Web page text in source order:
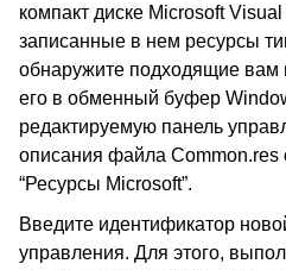
компакт диске Microsoft
записанные в нем ресурсы
обнаружите подходящие вам
его в обменный буфер
редактируемую панель
описания файла Common.res
“Ресурсы Microsoft”.
Введите идентификатор
управления. Для этого,